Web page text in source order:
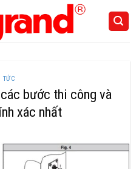
TỨC
bước thi công và
xác nhất